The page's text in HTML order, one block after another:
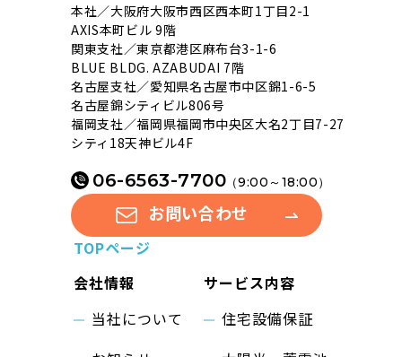
本社／大阪府大阪市西区西本町1丁目2-1
AXIS本町ビル 9階
関東支社／東京都港区麻布台3-1-6
BLUE BLDG. AZABUDAI 7階
名古屋支社／愛知県名古屋市中区錦1-6-5
名古屋錦シティビル806号
福岡支社／福岡県福岡市中央区大名2丁目7-27
シティ18天神ビル4F
06-6563-7700（9:00～18:00）
お問い合わせ
TOPページ
会社情報
サービス内容
当社について
住宅設備保証